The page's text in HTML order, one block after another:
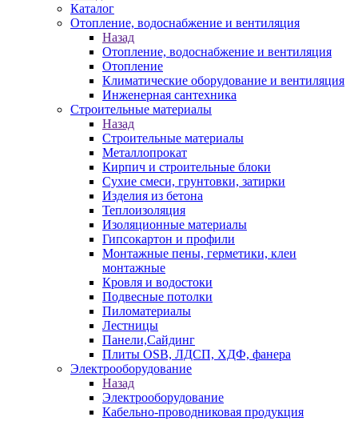
Каталог
Отопление, водоснабжение и вентиляция
Назад
Отопление, водоснабжение и вентиляция
Отопление
Климатические оборудование и вентиляция
Инженерная сантехника
Строительные материалы
Назад
Строительные материалы
Металлопрокат
Кирпич и строительные блоки
Сухие смеси, грунтовки, затирки
Изделия из бетона
Теплоизоляция
Изоляционные материалы
Гипсокартон и профили
Монтажные пены, герметики, клеи
монтажные
Кровля и водостоки
Подвесные потолки
Пиломатериалы
Лестницы
Панели,Сайдинг
Плиты OSB, ЛДСП, ХДФ, фанера
Электрооборудование
Назад
Электрооборудование
Кабельно-проводниковая продукция